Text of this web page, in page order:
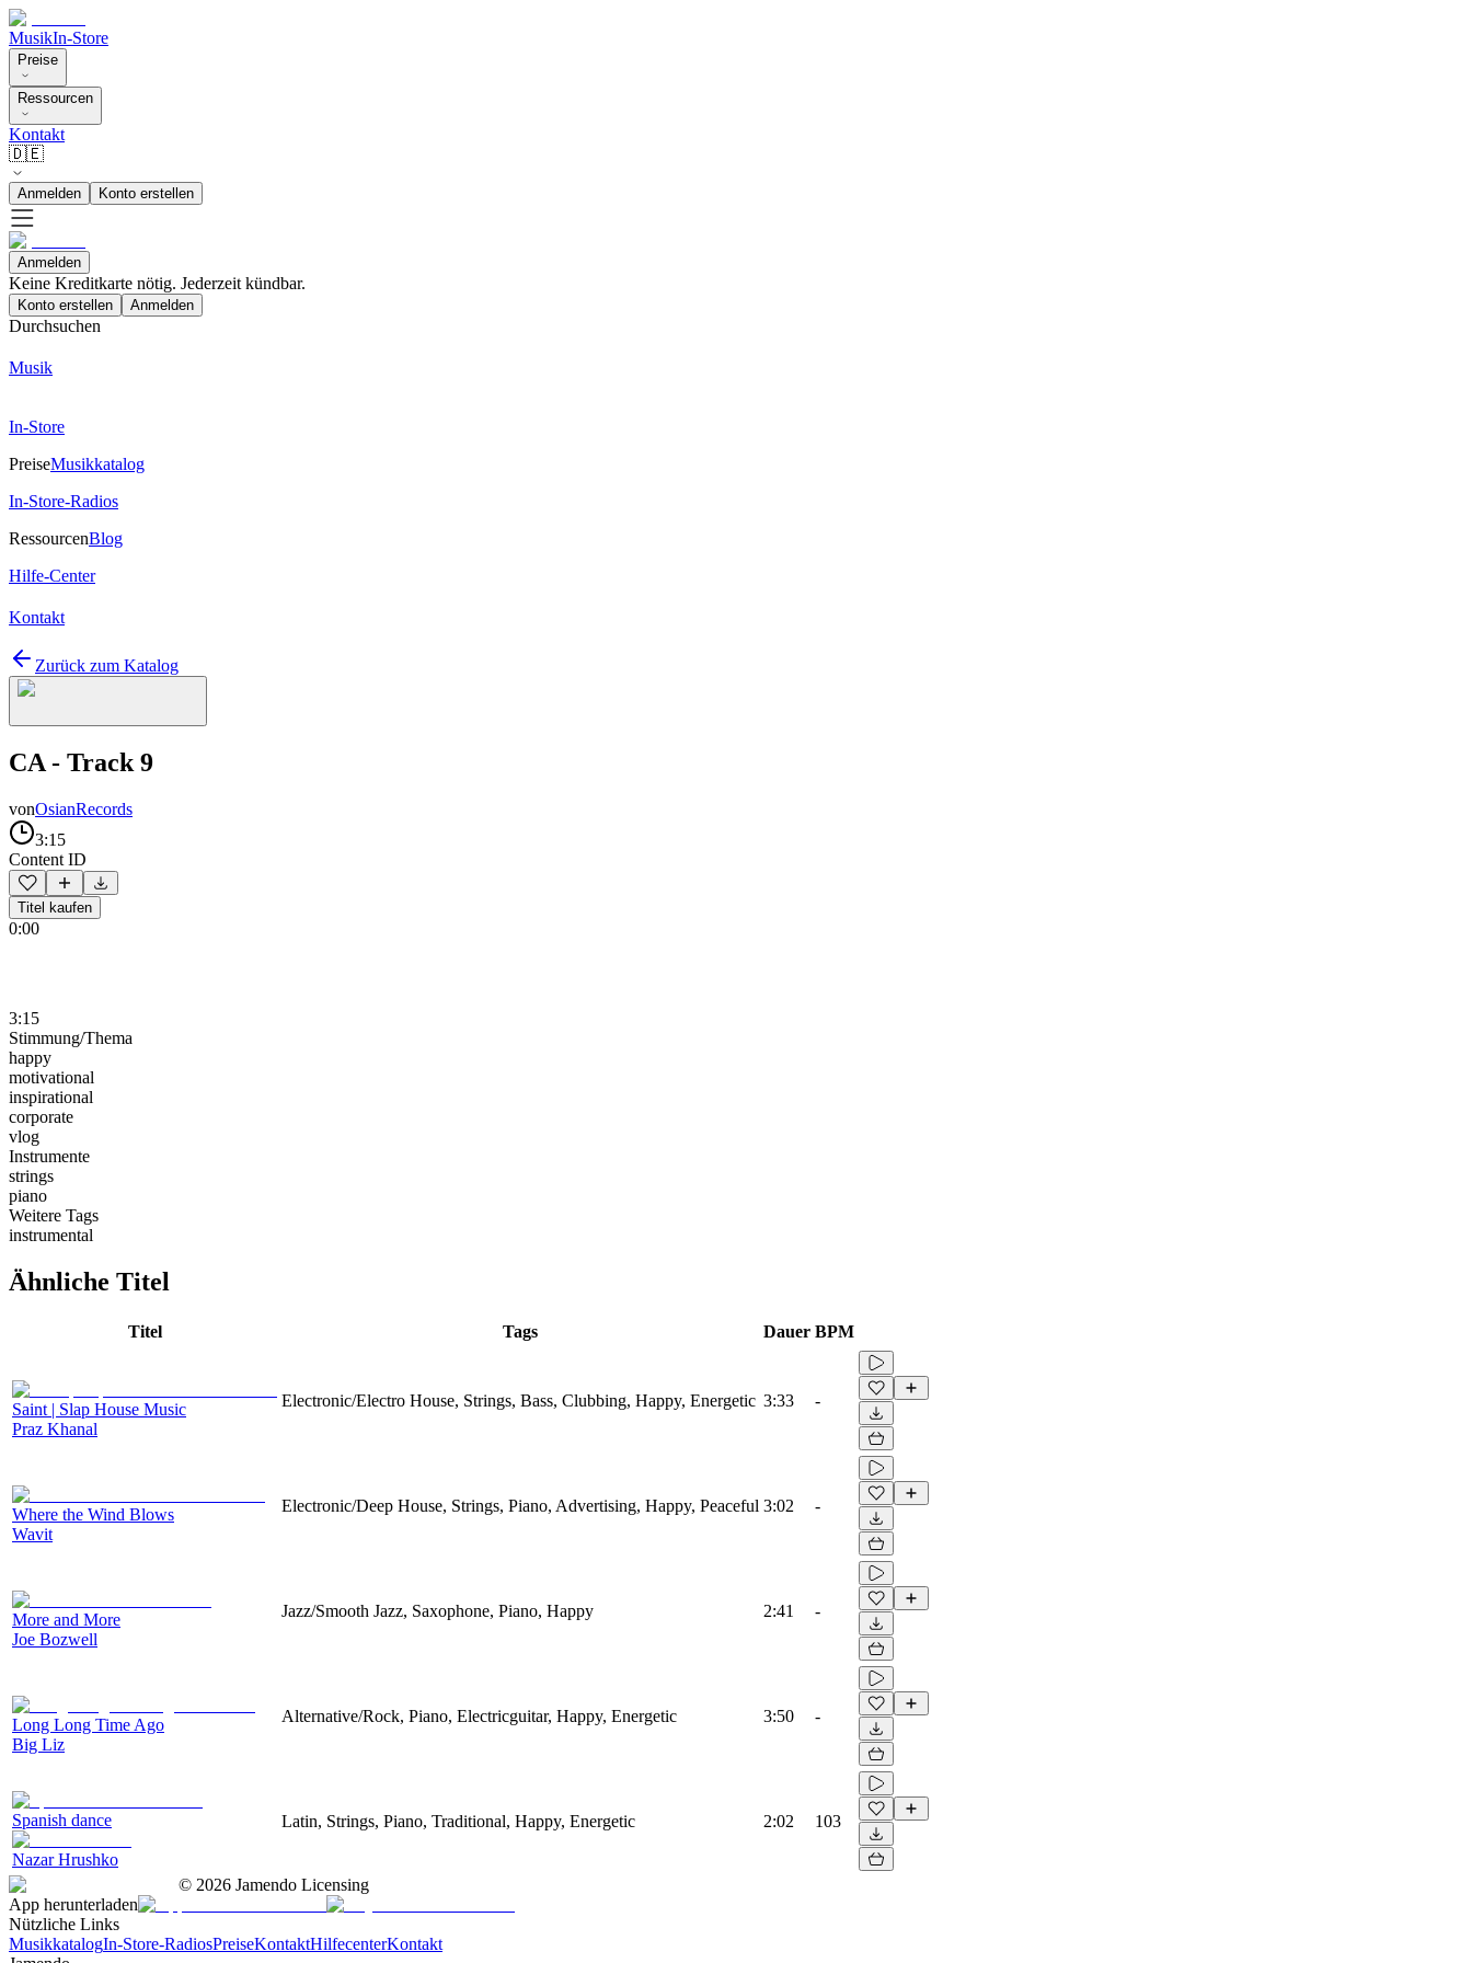
MusikIn-Store
Preise
Ressourcen
Kontakt
🇩🇪
Anmelden Konto erstellen
Anmelden
Keine Kreditkarte nötig. Jederzeit kündbar.
Konto erstellen Anmelden
Durchsuchen
Musik
In-Store
PreiseMusikkatalog
In-Store-Radios
RessourcenBlog
Hilfe-Center
Kontakt
Zurück zum Katalog
CA - Track 9
vonOsianRecords
3:15
Content ID
Titel kaufen
0:00
3:15
Stimmung/Thema
happy
motivational
inspirational
corporate
vlog
Instrumente
strings
piano
Weitere Tags
instrumental
Ähnliche Titel
Titel Tags Dauer BPM
Saint | Slap House Music
Praz Khanal
Electronic/Electro House, Strings, Bass, Clubbing, Happy, Energetic 3:33 -
Where the Wind Blows
Wavit
Electronic/Deep House, Strings, Piano, Advertising, Happy, Peaceful 3:02 -
More and More
Joe Bozwell
Jazz/Smooth Jazz, Saxophone, Piano, Happy 2:41 -
Long Long Time Ago
Big Liz
Alternative/Rock, Piano, Electricguitar, Happy, Energetic 3:50 -
Spanish dance
Nazar Hrushko
Latin, Strings, Piano, Traditional, Happy, Energetic 2:02 103
© 2026 Jamendo Licensing
App herunterladen
Nützliche Links
MusikkatalogIn-Store-RadiosPreiseKontaktHilfecenterKontakt